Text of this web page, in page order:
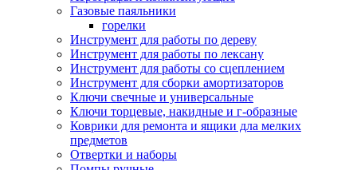
Газовые паяльники
горелки
Инструмент для работы по дереву
Инструмент для работы по лексану
Инструмент для работы со сцеплением
Инструмент для сборки амортизаторов
Ключи свечные и универсальные
Ключи торцевые, накидные и г-образные
Коврики для ремонта и ящики дла мелких
предметов
Отвертки и наборы